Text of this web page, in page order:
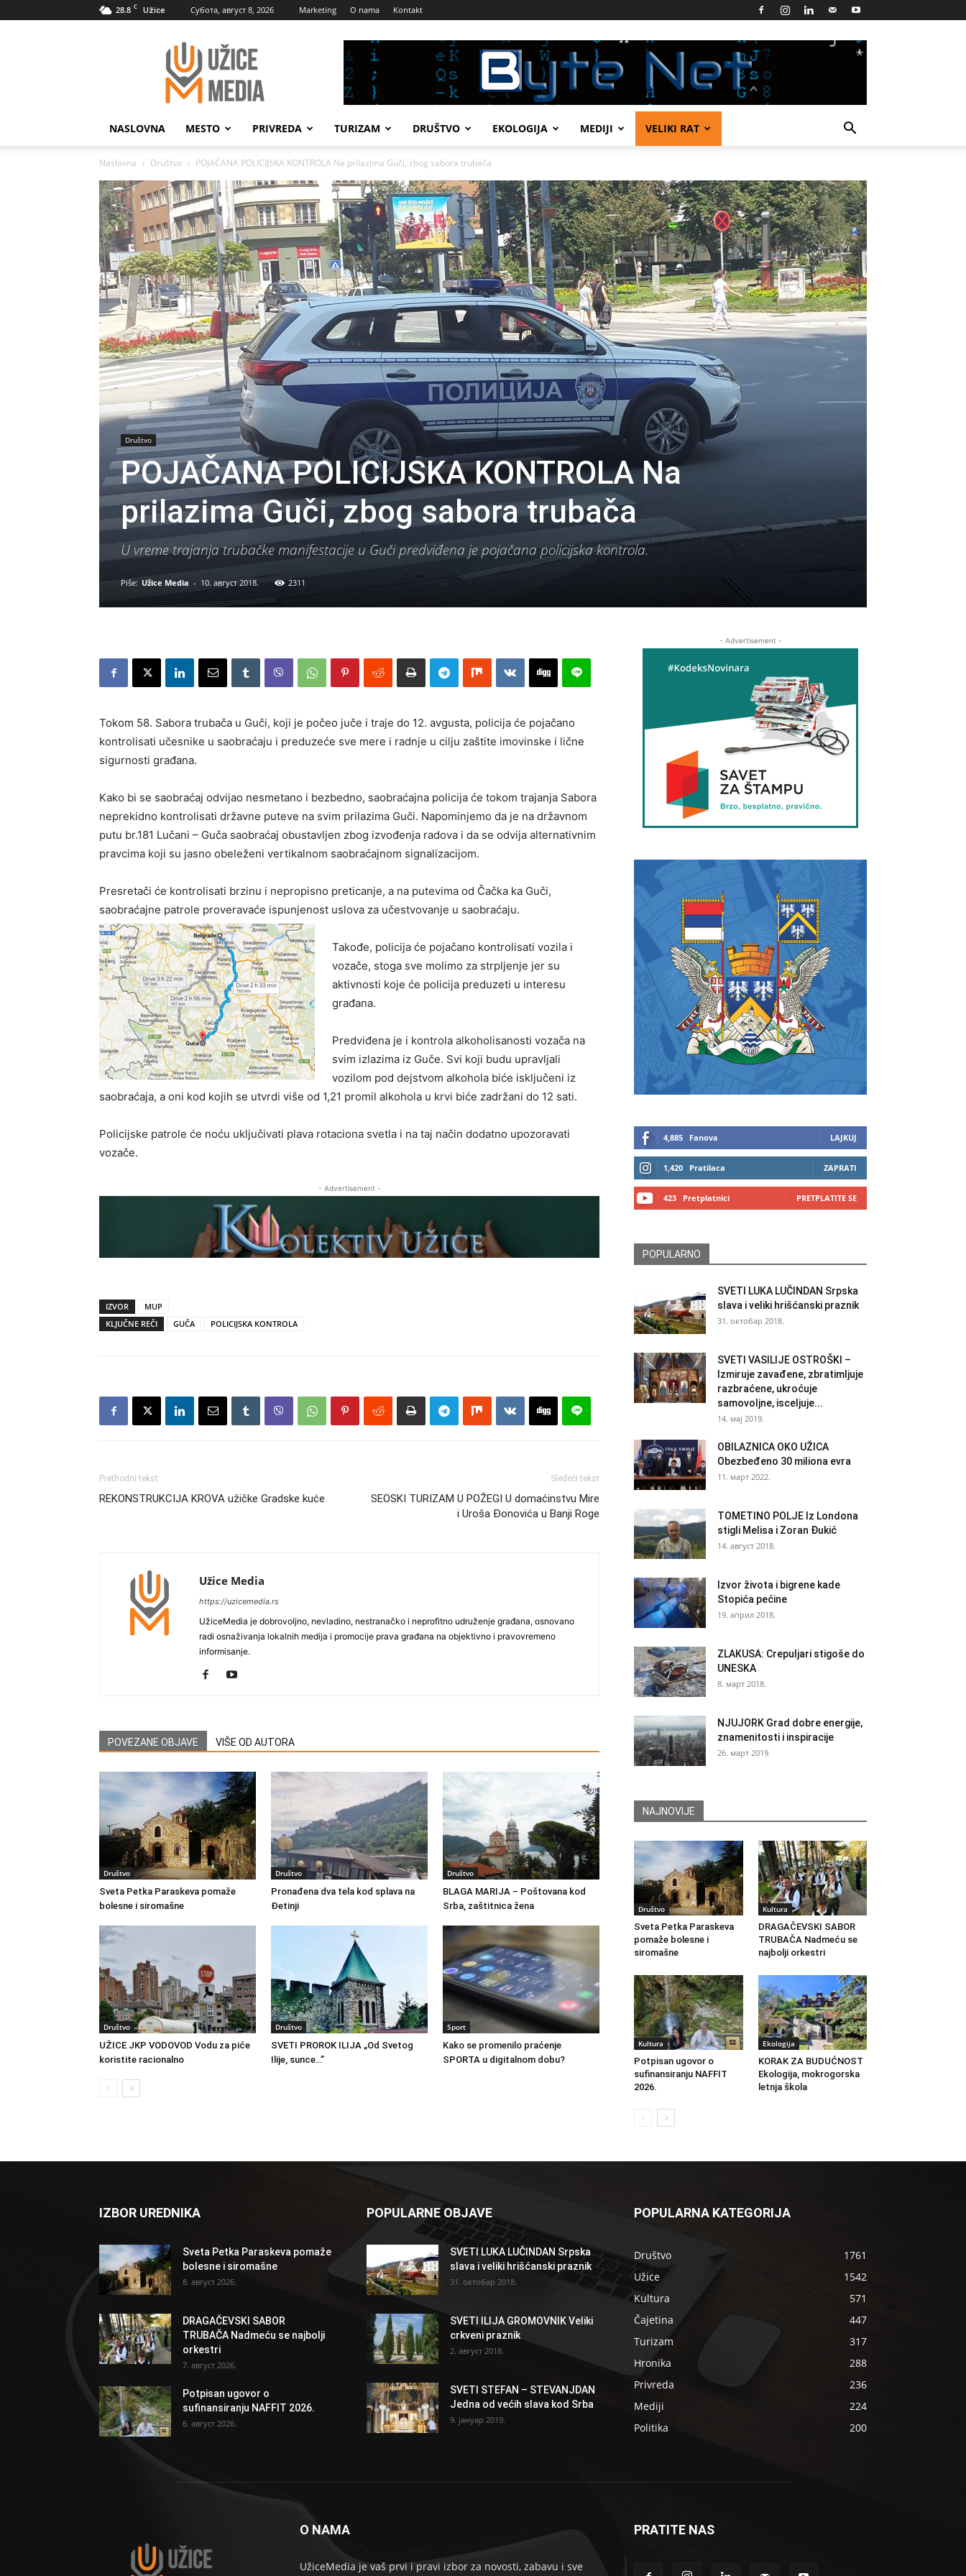
28.8 C Užice Субота, август 8, 2026 Marketing O nama Kontakt
UžiceMedia
NASLOVNA MESTO PRIVREDA TURIZAM DRUŠTVO EKOLOGIJA MEDIJI VELIKI RAT
Naslovna Društvo POJAČANA POLICIJSKA KONTROLA Na prilazima Guči, zbog sabora trubača
Društvo
POJAČANA POLICIJSKA KONTROLA Na
prilazima Guči, zbog sabora trubača
U vreme trajanja trubačke manifestacije u Guči predviđena je pojačana policijska kontrola.
Piše: Užice Media - 10. август 2018. 2311
Tokom 58. Sabora trubača u Guči, koji je počeo juče i traje do 12. avgusta, policija će pojačano
kontrolisati učesnike u saobraćaju i preduzeće sve mere i radnje u cilju zaštite imovinske i lične
sigurnosti građana.
Kako bi se saobraćaj odvijao nesmetano i bezbedno, saobraćajna policija će tokom trajanja Sabora
neprekidno kontrolisati državne puteve na svim prilazima Guči. Napominjemo da je na državnom
putu br.181 Lučani – Guča saobraćaj obustavljen zbog izvođenja radova i da se odvija alternativnim
pravcima koji su jasno obeleženi vertikalnom saobraćajnom signalizacijom.
Presretači će kontrolisati brzinu i nepropisno preticanje, a na putevima od Čačka ka Guči,
saobraćajne patrole proveravaće ispunjenost uslova za učestvovanje u saobraćaju.
Takođe, policija će pojačano kontrolisati vozila i
vozače, stoga sve molimo za strpljenje jer su
aktivnosti koje će policija preduzeti u interesu
građana.
Predviđena je i kontrola alkoholisanosti vozača na
svim izlazima iz Guče. Svi koji budu upravljali
vozilom pod dejstvom alkohola biće isključeni iz
saobraćaja, a oni kod kojih se utvrdi više od 1,21 promil alkohola u krvi biće zadržani do 12 sati.
Policijske patrole će noću uključivati plava rotaciona svetla i na taj način dodatno upozoravati
vozače.
- Advertisement -
IZVOR
MUP
KLJUČNE REČI
GUČA POLICIJSKA KONTROLA
Prethodni tekst
REKONSTRUKCIJA KROVA užičke Gradske kuće
Sledeći tekst
SEOSKI TURIZAM U POŽEGI U domaćinstvu Mire
i Uroša Đonovića u Banji Roge
Užice Media
https://uzicemedia.rs
UžiceMedia je dobrovoljno, nevladino, nestranačko i neprofitno udruženje građana, osnovano
radi osnaživanja lokalnih medija i promocije prava građana na objektivno i pravovremeno
informisanje.
POVEZANE OBJAVE VIŠE OD AUTORA
Društvo
Sveta Petka Paraskeva pomaže
bolesne i siromašne
Društvo
Pronađena dva tela kod splava na
Đetinji
Društvo
BLAGA MARIJA – Poštovana kod
Srba, zaštitnica žena
Društvo
UŽICE JKP VODOVOD Vodu za piće
koristite racionalno
Društvo
SVETI PROROK ILIJA „Od Svetog
Ilije, sunce…”
Sport
Kako se promenilo praćenje
SPORTA u digitalnom dobu?
- Advertisement -
4,885 Fanova LAJKUJ
1,420 Pratilaca ZAPRATI
423 Pretplatnici PRETPLATITE SE
POPULARNO
SVETI LUKA LUČINDAN Srpska
slava i veliki hrišćanski praznik
31. октобар 2018.
SVETI VASILIJE OSTROŠKI –
Izmiruje zavađene, zbratimljuje
razbraćene, ukroćuje
samovoljne, isceljuje...
14. мај 2019.
OBILAZNICA OKO UŽICA
Obezbeđeno 30 miliona evra
11. март 2022.
TOMETINO POLJE Iz Londona
stigli Melisa i Zoran Đukić
14. август 2018.
Izvor života i bigrene kade
Stopića pećine
19. април 2018.
ZLAKUSA: Crepuljari stigoše do
UNESKA
8. март 2018.
NJUJORK Grad dobre energije,
znamenitosti i inspiracije
26. март 2019.
NAJNOVIJE
Društvo
Sveta Petka Paraskeva
pomaže bolesne i
siromašne
Kultura
DRAGAČEVSKI SABOR
TRUBAČA Nadmeću se
najbolji orkestri
Kultura
Potpisan ugovor o
sufinansiranju NAFFIT
2026.
Ekologija
KORAK ZA BUDUĆNOST
Ekologija, mokrogorska
letnja škola
IZBOR UREDNIKA
Sveta Petka Paraskeva pomaže
bolesne i siromašne
8. август 2026.
DRAGAČEVSKI SABOR
TRUBAČA Nadmeću se najbolji
orkestri
7. август 2026.
Potpisan ugovor o
sufinansiranju NAFFIT 2026.
6. август 2026.
POPULARNE OBJAVE
SVETI LUKA LUČINDAN Srpska
slava i veliki hrišćanski praznik
31. октобар 2018.
SVETI ILIJA GROMOVNIK Veliki
crkveni praznik
2. август 2018.
SVETI STEFAN – STEVANJDAN
Jedna od većih slava kod Srba
9. јануар 2019.
POPULARNA KATEGORIJA
Društvo
1761
Užice
1542
Kultura
571
Čajetina
447
Turizam
317
Hronika
288
Privreda
236
Mediji
224
Politika
200
O NAMA
UžiceMedia je vaš prvi i pravi izbor za novosti, zabavu i sve
PRATITE NAS